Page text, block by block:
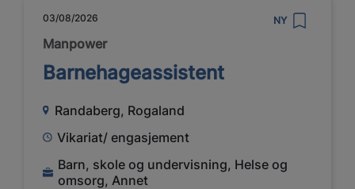
03/08/2026 NY
Manpower
Barnehageassistent
Randaberg, Rogaland
Vikariat/ engasjement
Barn, skole og undervisning, Helse og
omsorg, Annet